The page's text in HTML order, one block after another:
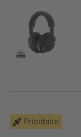
Prioritaire